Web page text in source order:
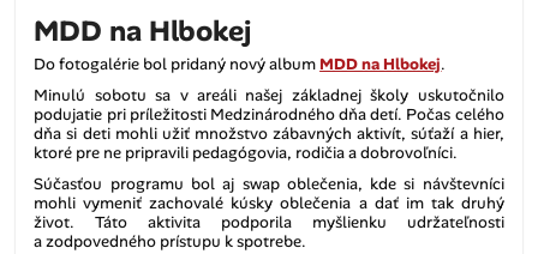
MDD na Hlbokej
Do fotogalérie bol pridaný nový albumMDD na Hlbokej.
Minulú sobotu sa v areáli našej základnej školy uskutočnilo
podujatie pri príležitosti Medzinárodného dňa detí. Počas celého
dňa si deti mohli užiť množstvo zábavných aktivít, súťaží a hier,
ktoré pre ne pripravili pedagógovia, rodičia a dobrovoľníci.
Súčasťou programu bol aj swap oblečenia, kde si návštevníci
mohli vymeniť zachovalé kúsky oblečenia a dať im tak druhý
život. Táto aktivita podporila myšlienku udržateľnosti
a zodpovedného prístupu k spotrebe.